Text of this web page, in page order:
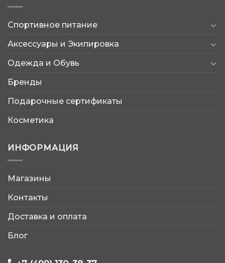
Спортивное питание
Аксессуары и Экипировка
Одежда и Обувь
Бренды
Подарочные сертификаты
Косметика
ИНФОРМАЦИЯ
Магазины
Контакты
Доставка и оплата
Блог